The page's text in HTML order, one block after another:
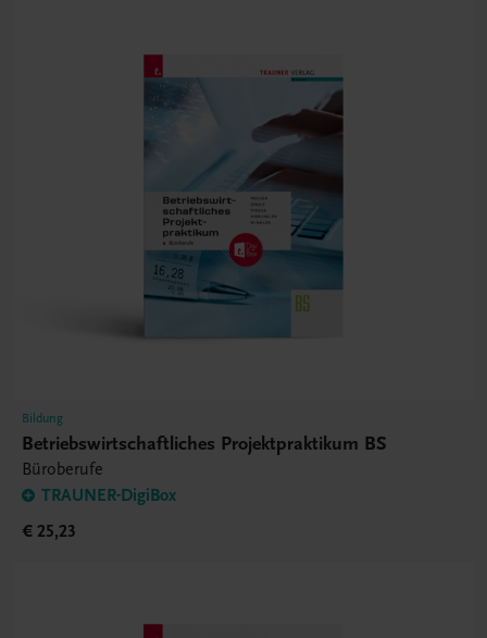
Bildung
Betriebswirtschaftliches Projektpraktikum BS
Büroberufe
TRAUNER-DigiBox
€ 25,23